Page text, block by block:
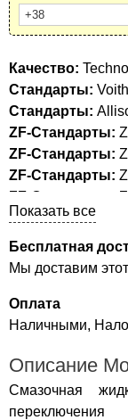
Качество:
Стандарты:
Стандарты:
ZF-Стандарты:
ZF-Стандарты:
ZF-Стандарты:
ZF-Стандарты:
Допуски: FORD
Допуски:
Допуски:
GM
МВ-допуски:
Показать все
Бесплатная
Мы доставим
Оплата
Наличными,
Описание
Смазочная